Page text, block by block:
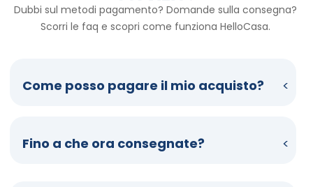
Dubbi sul metodi pagamento? Domande sulla consegna?
Scorri le faq e scopri come funziona HelloCasa.
Come posso pagare il mio acquisto?
Fino a che ora consegnate?